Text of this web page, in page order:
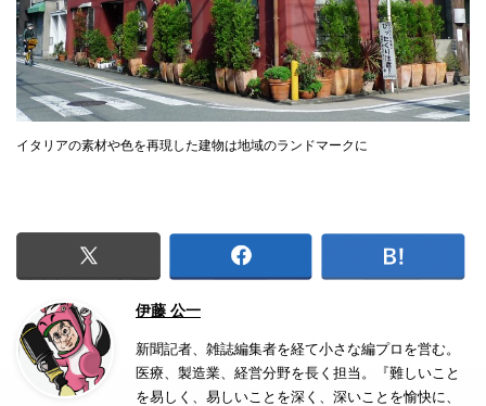
イタリアの素材や色を再現した建物は地域のランドマークに
伊藤 公一
新聞記者、雑誌編集者を経て小さな編プロを営む。
医療、製造業、経営分野を長く担当。『難しいこと
を易しく、易しいことを深く、深いことを愉快に、